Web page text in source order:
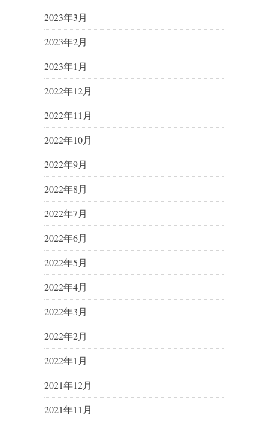
2023年3月
2023年2月
2023年1月
2022年12月
2022年11月
2022年10月
2022年9月
2022年8月
2022年7月
2022年6月
2022年5月
2022年4月
2022年3月
2022年2月
2022年1月
2021年12月
2021年11月